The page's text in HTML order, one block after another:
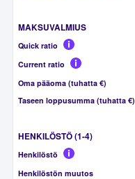
MAKSUVALMIUS
Quick ratio
Current ratio
Oma pääoma (tuhatta €)
Taseen loppusumma (tuhatta €)
HENKILÖSTÖ (1-4)
Henkilöstö
Henkilöstön muutos